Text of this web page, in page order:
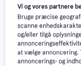
Obsidian Active
Band
Anmeldelser
Vi og vores partnere
Bruge præcise
scanne
og/eller tilgå
at vælge annoncering.
annoncerings- og